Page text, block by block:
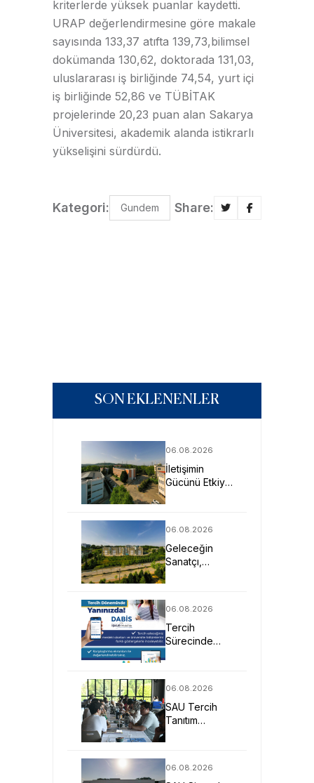
kriterlerde yüksek puanlar kaydetti.
URAP değerlendirmesine göre makale
sayısında 133,37 atıfta 139,73,bilimsel
dokümanda 130,62, doktorada 131,03,
uluslararası iş birliğinde 74,54, yurt içi
iş birliğinde 52,86 ve TÜBİTAK
projelerinde 20,23 puan alan Sakarya
Üniversitesi, akademik alanda istikrarlı
yükselişini sürdürdü.
Kategori: Gundem Share:
SON EKLENENLER
06.08.2026
İletişimin
Gücünü Etkiye
Yetişiyor
06.08.2026
Geleceğin
Sanatçı,
Fırsatı
06.08.2026
Tercih
Sürecinde
Dijital Destek
06.08.2026
SAU Tercih
Tanıtım
Geleceğine
06.08.2026